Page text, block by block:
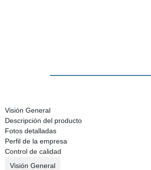
Visión General
Descripción del producto
Fotos detalladas
Perfil de la empresa
Control de calidad
Visión General